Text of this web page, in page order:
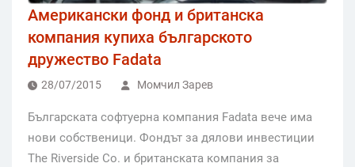
Американски фонд и британска
компания купиха българското
дружество Fadata
28/07/2015 Момчил Зарев
Българската софтуерна компания Fadata вече има
нови собственици. Фондът за дялови инвестиции
The Riverside Co. и британската компания за